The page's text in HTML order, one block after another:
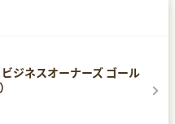
ジネスオーナーズ ゴール